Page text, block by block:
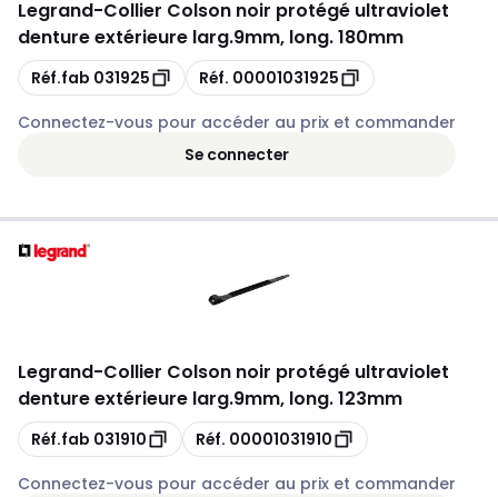
Legrand-Collier Colson noir protégé ultraviolet
denture extérieure larg.9mm, long. 180mm
Copie
Réf.fab 031925 Copie
Réf. 00001031925
Connectez-vous pour accéder au prix et commander
Se connecter
Legrand-Collier Colson noir protégé ultraviolet
denture extérieure larg.9mm, long. 123mm
Copie
Réf.fab 031910 Copie
Réf. 00001031910
Connectez-vous pour accéder au prix et commander